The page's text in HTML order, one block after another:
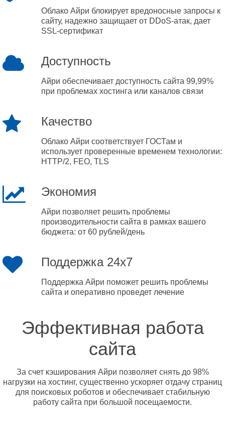
Облако Айри блокирует вредоносные запросы к
сайту, надежно защищает от DDoS-атак, дает
SSL-сертификат
Доступность
Айри обеспечивает доступность сайта 99,99%
при проблемах хостинга или каналов связи
Качество
Облако Айри соответствует ГОСТам и
использует проверенные временем технологии:
HTTP/2, FEO, TLS
Экономия
Айри позволяет решить проблемы
производительности сайта в рамках вашего
бюджета: от 60 рублей/день
Поддержка 24x7
Поддержка Айри поможет решить проблемы
сайта и оперативно проведет лечение
Эффективная работа
сайта
За счет кэширования Айри позволяет снять до 98%
нагрузки на хостинг, существенно ускоряет отдачу страниц
для поисковых роботов и обеспечивает стабильную
работу сайта при большой посещаемости.